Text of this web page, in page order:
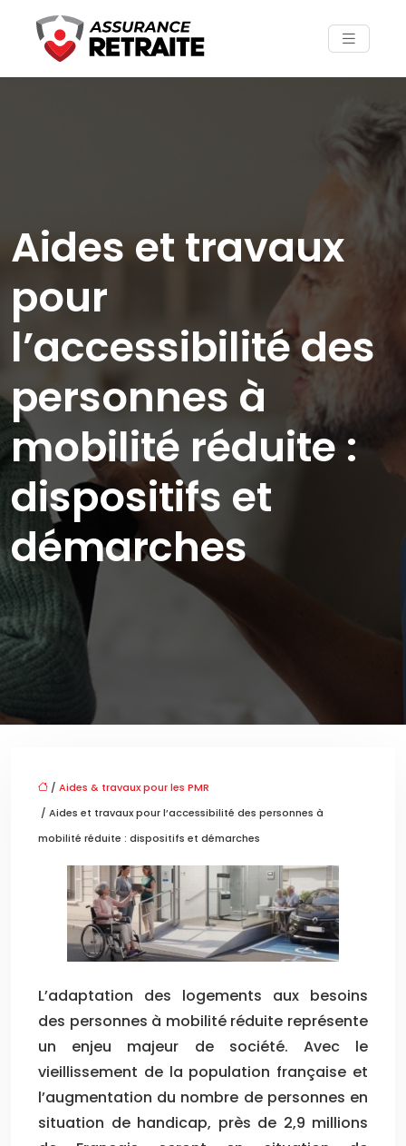
Aides et travaux
pour
l’accessibilité des
personnes à
mobilité réduite :
dispositifs et
démarches
/ Aides & travaux pour les PMR
/ Aides et travaux pour l’accessibilité des personnes à
mobilité réduite : dispositifs et démarches
L’adaptation des logements aux besoins
des personnes à mobilité réduite représente
un enjeu majeur de société. Avec le
vieillissement de la population française et
l’augmentation du nombre de personnes en
situation de handicap, près de 2,9 millions